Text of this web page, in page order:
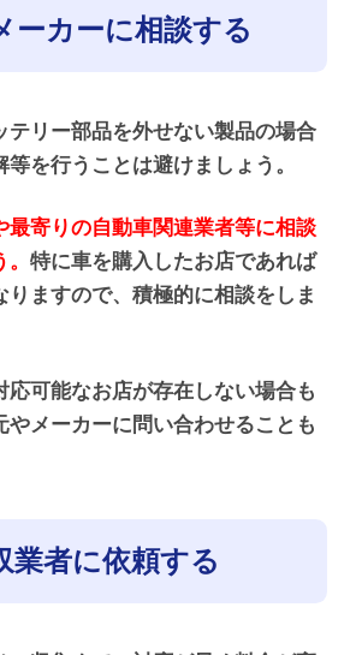
ーカーに相談する
テリー部品を外せない製品の場合
を行うことは避けましょう。
最寄りの自動車関連業者等に相談
特に車を購入したお店であれば
りますので、積極的に相談をしま
応可能なお店が存在しない場合も
やメーカーに問い合わせることも
業者に依頼する